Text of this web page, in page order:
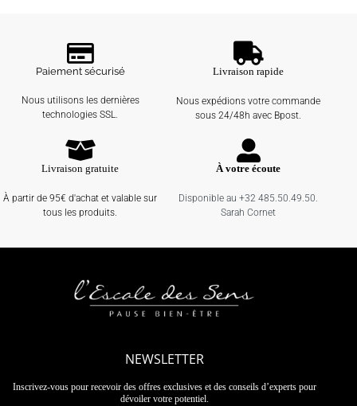
Paiement sécurisé
Nous utilisons les dernières
technologies SSL.
Livraison rapide
Nous expédions votre commande
sous 24/48h avec Bpost.
Livraison gratuite
À partir de 95€ d'achat et valable sur
tous les produits.
À votre écoute
Disponible au +32 485.50.49.50.
Sarah Cornet
NEWSLETTER
Inscrivez-vous pour recevoir des offres exclusives et des conseils d’experts pour
dévoiler votre potentiel.